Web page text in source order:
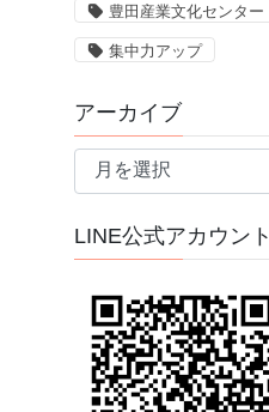
豊田産業文化センター
集中力アップ
アーカイブ
ア
イ
ブ
LINE公式アカウント